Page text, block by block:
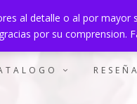
al detalle o al por
por su comprension.